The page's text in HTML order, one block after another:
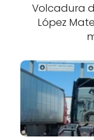
Volcadura
López